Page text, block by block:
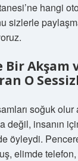
hangi
sizlerle
Bir Akşam
O
soğuk olur
değil, insanın
öyleydi.
elimde